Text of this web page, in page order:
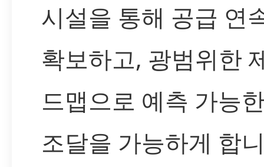
시설을 통해 공급 연
확보하고, 광범위한
드맵으로 예측 가능
조달을 가능하게 합